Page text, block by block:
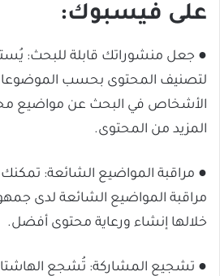
على فيسبوك:
● جعل منشوراتك قابلة للبحث:
لتصنيف المحتوى بحسب
الأشخاص في البحث عن مواضيع
المزيد من المحتوى.
● مراقبة المواضيع الشائعة:
مراقبة المواضيع الشائعة لدى
خلالها إنشاء ورعاية محتوى أفضل.
● تشجيع المشاركة: تُشجع